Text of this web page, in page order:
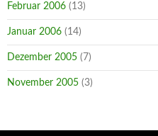
Februar 2006 (13)
Januar 2006 (14)
Dezember 2005 (7)
November 2005 (3)